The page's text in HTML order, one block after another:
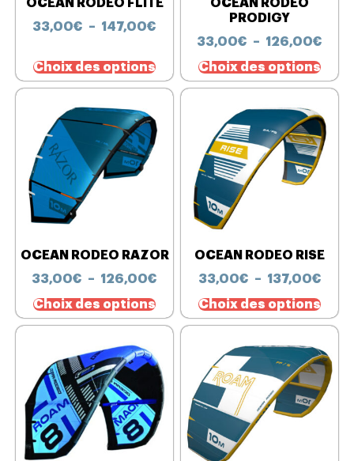
OCEAN RODEO FLITE
33,00€ – 147,00€
Choix des options
OCEAN RODEO
PRODIGY
33,00€ – 126,00€
Choix des options
OCEAN RODEO RAZOR
33,00€ – 126,00€
Choix des options
OCEAN RODEO RISE
33,00€ – 137,00€
Choix des options